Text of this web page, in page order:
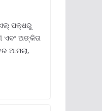
ପକ୍ଷରୁ
ଏବଂ ଅଙ୍କିତା
ଆମଲା,